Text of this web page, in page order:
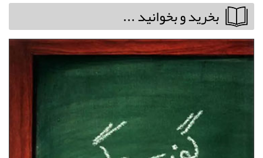
بخريد و بخوانيد ...